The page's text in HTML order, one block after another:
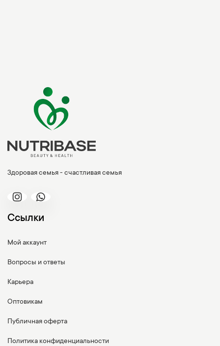
Здоровая семья - счастливая семья
Ссылки
Мой аккаунт
Вопросы и ответы
Карьера
Оптовикам
Публичная оферта
Политика конфиденциальности